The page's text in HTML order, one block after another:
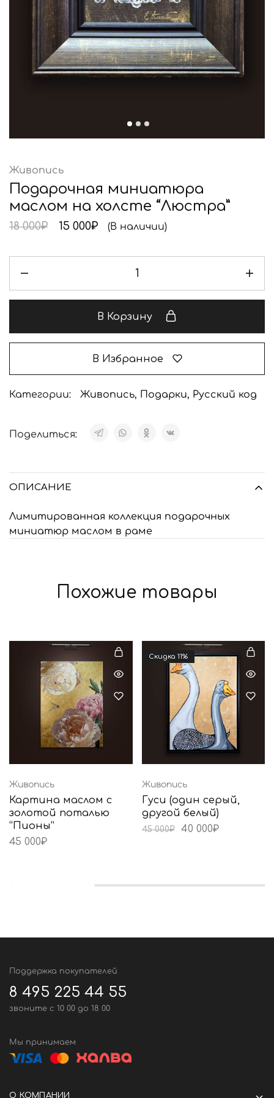
Живопись
Подарочная миниатюра
маслом на холсте “Люстра”
18 000₽ 15 000₽ (В наличии)
В Корзину
В Избранное
Категории: Живопись, Подарки, Русский код
Поделиться:
ОПИСАНИЕ
Лимитированная коллекция подарочных
миниатюр маслом в раме
Похожие товары
Живопись
Картина маслом с
золотой поталью
“Пионы”
45 000₽
Cкидка 11%
Живопись
Гуси (один серый,
другой белый)
45 000₽ 40 000₽
Поддержка покупателей
8 495 225 44 55
звоните c 10 00 до 18 00
Мы принимаем
О КОМПАНИИ